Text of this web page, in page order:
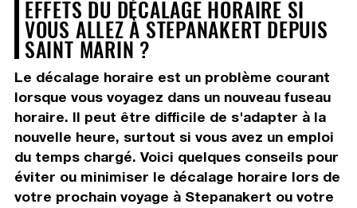
EFFETS DU DÉCALAGE HORAIRE SI
VOUS ALLEZ À STEPANAKERT DEPUIS
SAINT MARIN ?
Le décalage horaire est un problème courant
lorsque vous voyagez dans un nouveau fuseau
horaire. Il peut être difficile de s'adapter à la
nouvelle heure, surtout si vous avez un emploi
du temps chargé. Voici quelques conseils pour
éviter ou minimiser le décalage horaire lors de
votre prochain voyage à Stepanakert ou votre